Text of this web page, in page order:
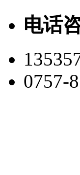
电话
0757-